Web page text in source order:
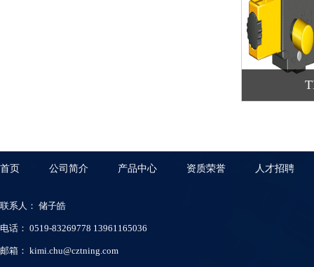
首页 公司简介 产品中心 资质荣誉 人才招聘
联系人： 储子皓
电话： 0519-83269778 13961165036
邮箱： kimi.chu@cztning.com